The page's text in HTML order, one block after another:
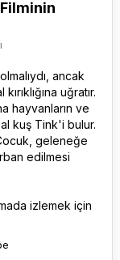
ancak
uğratır.
hayvanların ve
kuş Tink'i bulur.
geleneğe
edilmesi
izlemek için